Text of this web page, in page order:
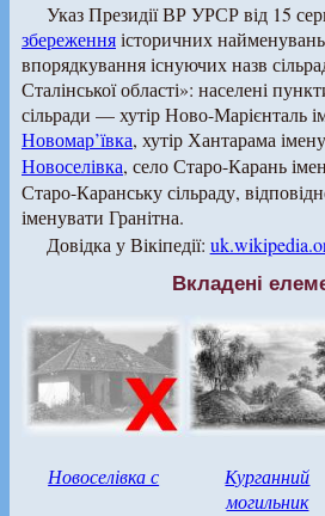
Указ Президії ВР УРСР від 15
збереженняісторичних
впорядкування існуючих назв
Сталінської області»: населені
сільради — хутір Ново-Марієнталь
Новомар’ївка, хутір Хантарама
Новоселівка, село Старо-Карань
Старо-Каранську сільраду,
іменувати Гранітна.
Довідка у Вікіпедії:
Вкладені
Новоселівка с
Курганний
могильник